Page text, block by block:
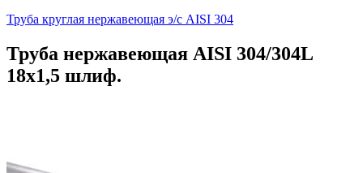
Труба круглая нержавеющая э/с AISI 304
Труба нержавеющая AISI 304/304L
18х1,5 шлиф.